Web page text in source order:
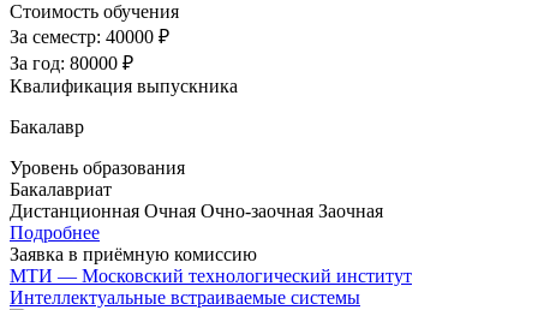
Стоимость обучения
За семестр: 40000 ₽
За год: 80000 ₽
Квалификация выпускника
Бакалавр
Уровень образования
Бакалавриат
Дистанционная Очная Очно-заочная Заочная
Подробнее
Заявка в приёмную комиссию
МТИ — Московский технологический институт
Интеллектуальные встраиваемые системы